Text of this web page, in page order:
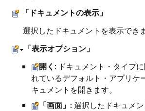
「ドキュメントの表示」
選択したドキュメントを表示できま
「表示オプション」
開く : ドキュメント・タイプ
れているデフォルト・アプリケ
キュメントを開きます。
「画面」 : 選択したドキュメ